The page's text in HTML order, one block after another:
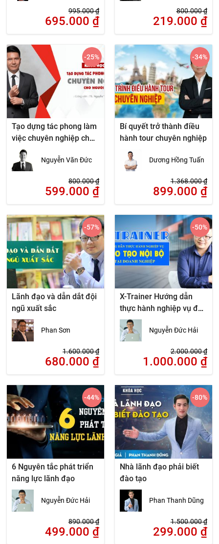
995.000₫
695.000 ₫
800.000₫
219.000 ₫
Tạo dựng tác phong làm
việc chuyên nghiệp cho
người lao động
Nguyễn Văn Đức
800.000₫
599.000 ₫
-25%
Bí quyết trở thành điều
hành tour chuyên nghiệp
Dương Hồng Tuấn
1.368.000₫
899.000 ₫
-34%
Lãnh đạo và dẫn dắt đội
ngũ xuất sắc
Phan Sơn
1.600.000₫
680.000 ₫
-57%
X-Trainer Hướng dẫn
thực hành nghiệp vụ đào
tạo nội bộ tại Doanh
nghiệp
Nguyễn Đức Hải
2.000.000₫
1.000.000 ₫
-50%
6 Nguyên tắc phát triển
năng lực lãnh đạo
Nguyễn Đức Hải
890.000₫
499.000 ₫
-44%
Nhà lãnh đạo phải biết
đào tạo
Phan Thanh Dũng
1.500.000₫
299.000 ₫
-80%